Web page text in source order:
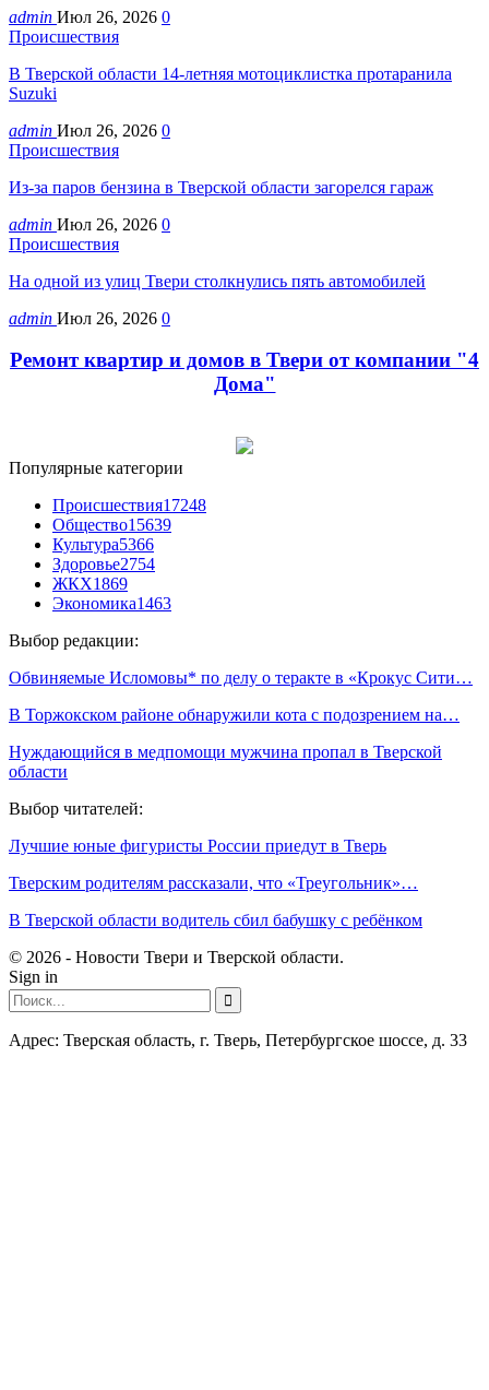
admin Июл 26, 2026 0
Происшествия
В Тверской области 14-летняя мотоциклистка протаранила
Suzuki
admin Июл 26, 2026 0
Происшествия
Из-за паров бензина в Тверской области загорелся гараж
admin Июл 26, 2026 0
Происшествия
На одной из улиц Твери столкнулись пять автомобилей
admin Июл 26, 2026 0
Ремонт квартир и домов в Твери от компании "4
Дома"
Популярные категории
Происшествия17248
Общество15639
Культура5366
Здоровье2754
ЖКХ1869
Экономика1463
Выбор редакции:
Обвиняемые Исломовы* по делу о теракте в «Крокус Сити…
В Торжокском районе обнаружили кота с подозрением на…
Нуждающийся в медпомощи мужчина пропал в Тверской
области
Выбор читателей:
Лучшие юные фигуристы России приедут в Тверь
Тверским родителям рассказали, что «Треугольник»…
В Тверской области водитель сбил бабушку с ребёнком
© 2026 - Новости Твери и Тверской области.
Sign in
Адрес: Тверская область, г. Тверь, Петербургское шоссе, д. 33